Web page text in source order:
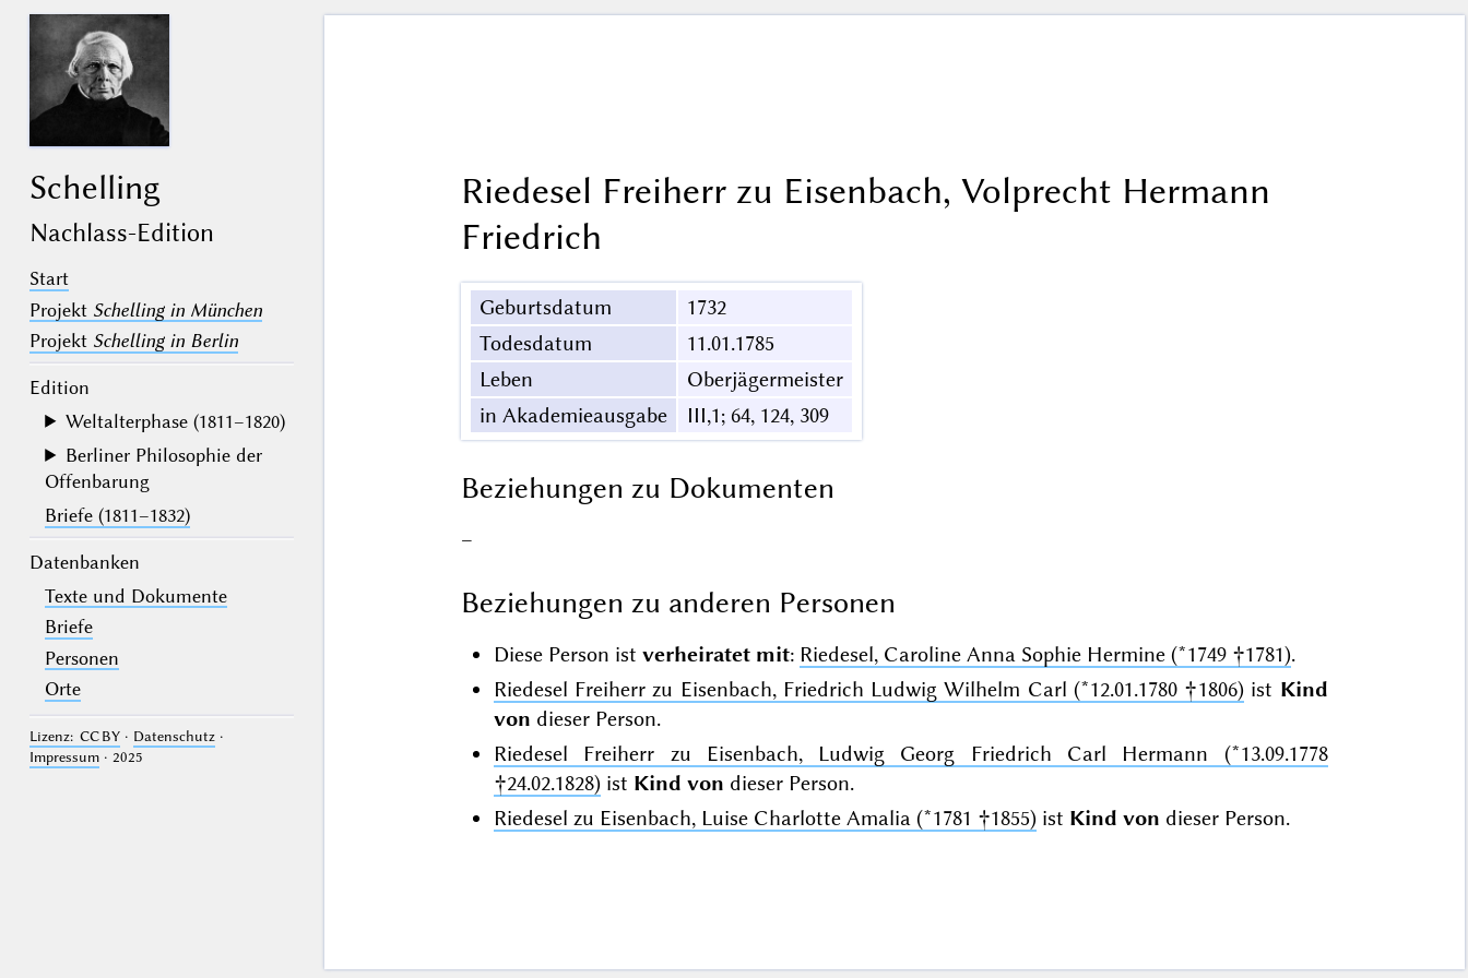
Schelling
Nachlass-Edition
Start
Projekt Schelling in München
Projekt Schelling in Berlin
Edition
Weltalterphase (1811–1820)
Berliner Philosophie der
Offenbarung
Briefe (1811–1832)
Datenbanken
Texte und Dokumente
Briefe
Personen
Orte
Lizenz: CC BY· Datenschutz·
Impressum· 2025
Riedesel Freiherr zu Eisenbach, Volprecht Hermann
Friedrich
Geburtsdatum
1732
Todesdatum
11.01.1785
Leben
Oberjägermeister
in Akademieausgabe
III,1; 64, 124, 309
Beziehungen zu Dokumenten
–
Beziehungen zu anderen Personen
Diese Person ist verheiratet mit: Riedesel, Caroline Anna Sophie Hermine (*1749 †1781).
Riedesel Freiherr zu Eisenbach, Friedrich Ludwig Wilhelm Carl (*12.01.1780 †1806) ist Kind
von dieser Person.
Riedesel Freiherr zu Eisenbach, Ludwig Georg Friedrich Carl Hermann (*13.09.1778
†24.02.1828)ist Kind von dieser Person.
Riedesel zu Eisenbach, Luise Charlotte Amalia (*1781 †1855)ist Kind von dieser Person.